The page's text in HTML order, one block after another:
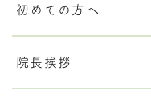
初めての方へ
院長挨拶